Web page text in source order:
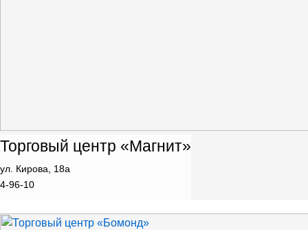
Торговый центр «Магнит»
ул. Кирова, 18а
4-96-10